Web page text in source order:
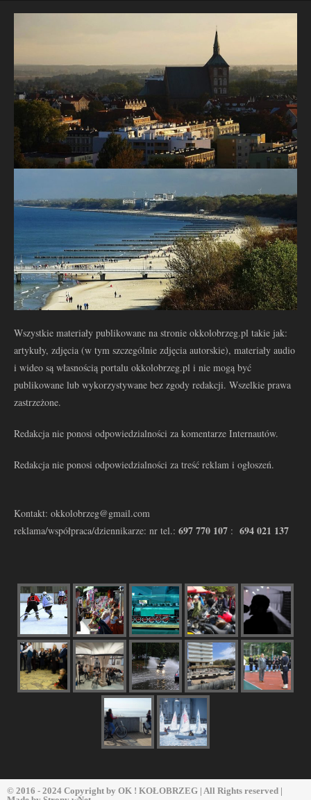
Wszystkie materiały publikowane na stronie okkolobrzeg.pl takie jak:
artykuły, zdjęcia (w tym szczególnie zdjęcia autorskie), materiały audio
i wideo są własnością portalu okkolobrzeg.pl i nie mogą być
publikowane lub wykorzystywane bez zgody redakcji. Wszelkie prawa
zastrzeżone.
Redakcja nie ponosi odpowiedzialności za komentarze Internautów.
Redakcja nie ponosi odpowiedzialności za treść reklam i ogłoszeń.
Kontakt: okkolobrzeg@gmail.com
reklama/współpraca/dziennikarze: nr tel.: 697 770 107 : 694 021 137
© 2016 - 2024 Copyright by OK ! KOŁOBRZEG | All Rights reserved |